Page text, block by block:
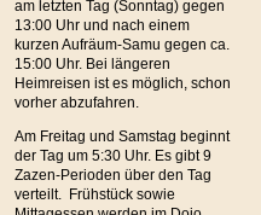
am letzten Tag (Sonntag) gegen
13:00 Uhr und nach einem
kurzen Aufräum-Samu gegen ca.
15:00 Uhr. Bei längeren
Heimreisen ist es möglich, schon
vorher abzufahren.
Am Freitag und Samstag beginnt
der Tag um 5:30 Uhr. Es gibt 9
Zazen-Perioden über den Tag
verteilt. Frühstück sowie